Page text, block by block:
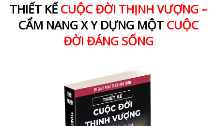
THIẾT KẾ CUỘC ĐỜI THỊNH VƯỢNG –
CẨM NANG X Y DỰNG MỘT CUỘC
ĐỜI ĐÁNG SỐNG